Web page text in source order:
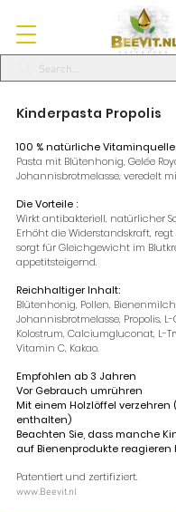
Kinderpasta Propolis
100 % natürliche Vitaminquelle
Pasta mit Blütenhonig, Gelée
Johannisbrotmelasse, veredelt
Die Vorteile :
Wirkt antibakteriell, natürlicher
Erhöht die Widerstandskraft,
sorgt für Gleichgewicht im
appetitsteigernd.
Reichhaltiger Inhalt:
Blütenhonig, Pollen, Bienenmilch,
Johannisbrotmelasse, Propolis,
Kolostrum, Calciumgluconat, L-
Vitamin C, Kakao.
Empfohlen ab 3 Jahren
Vor Gebrauch umrühren
Mit einem Holzlöffel verzehren
enthalten)
Beachten Sie, dass manche
auf Bienenprodukte reagieren
Patentiert und zertifiziert.
www.Beevit.nl